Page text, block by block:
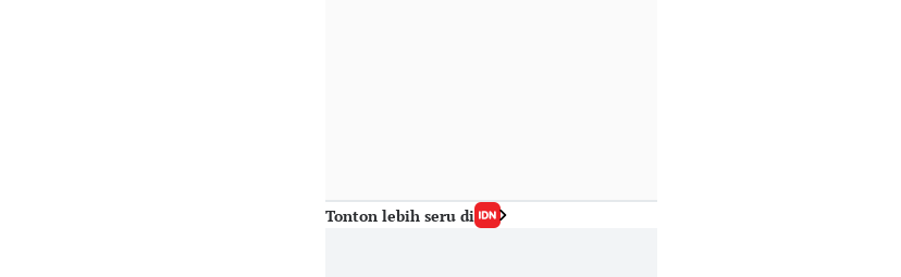
Tonton lebih seru di